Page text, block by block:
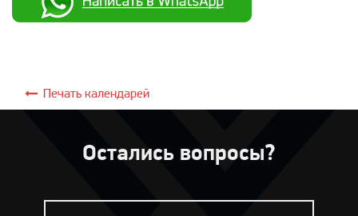
Печать календарей
Остались вопросы?